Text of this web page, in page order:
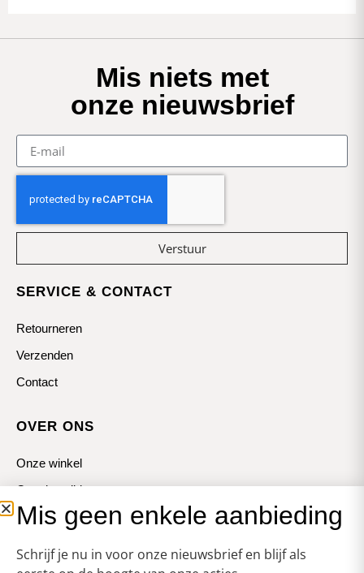
Mis niets met
onze nieuwsbrief
Verstuur
SERVICE & CONTACT
Retourneren
Verzenden
Contact
OVER ONS
Onze winkel
Openingstijden
Koopzondagen
Mis geen enkele aanbieding
Schrijf je nu in voor onze nieuwsbrief en blijf als